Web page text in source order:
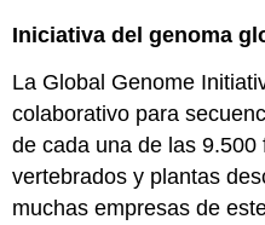
Iniciativa del genoma
La Global Genome
colaborativo para
de cada una de las
vertebrados y plantas
muchas empresas de